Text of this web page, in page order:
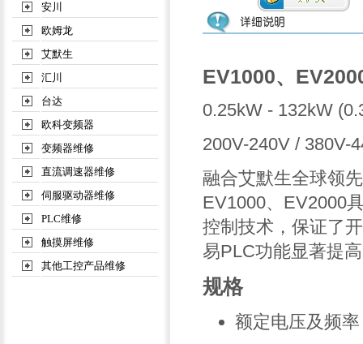
安川
欧姆龙
艾默生
汇川
台达
欧科变频器
变频器维修
直流调速器维修
伺服驱动器维修
PLC维修
触摸屏维修
其他工控产品维修
EV1000、
0.25kW - 132kW
200V-240V / 380V-
融合艾默生全球领
EV1000、EV2000
控制技术，保证了
易PLC功能显著提
规格
额定电压及频